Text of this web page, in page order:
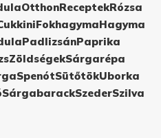
OtthonReceptekRózsa
FokhagymaHagyma
PadlizsánPaprika
ZöldségekSárgarépa
SpenótSütőtökUborka
SárgabarackSzederSzilva